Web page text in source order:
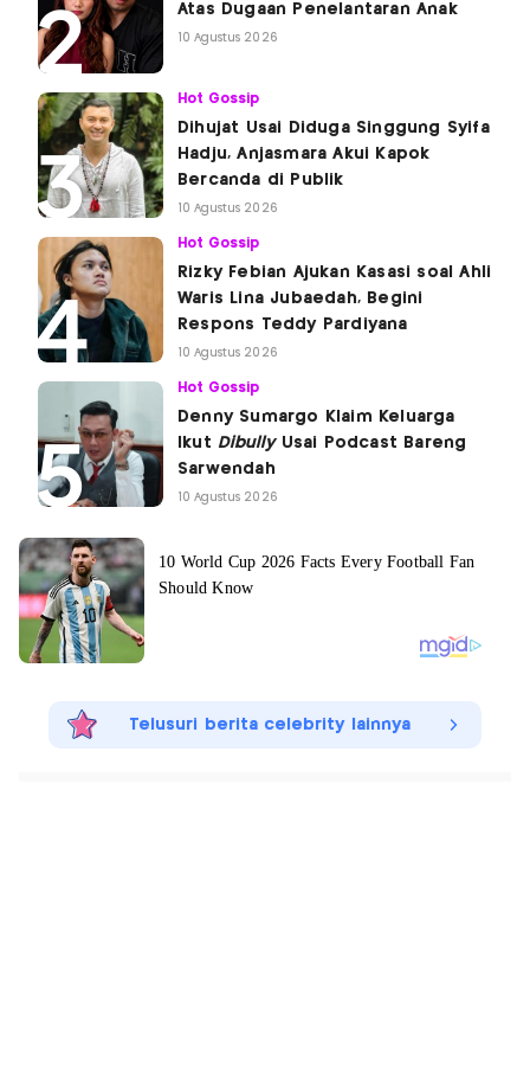
Atas Dugaan Penelantaran Anak
10 Agustus 2026
Hot Gossip
Dihujat Usai Diduga Singgung Syifa
Hadju, Anjasmara Akui Kapok
Bercanda di Publik
10 Agustus 2026
Hot Gossip
Rizky Febian Ajukan Kasasi soal Ahli
Waris Lina Jubaedah, Begini
Respons Teddy Pardiyana
10 Agustus 2026
Hot Gossip
Denny Sumargo Klaim Keluarga
Ikut DibullyUsai Podcast Bareng
Sarwendah
10 Agustus 2026
Telusuri berita celebrity lainnya